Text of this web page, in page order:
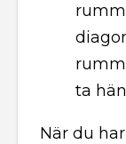
ta
När du